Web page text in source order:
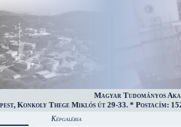
Magyar Tudományos
Konkoly Thege Miklós út 29-33. * Postacím:
Képgaléria